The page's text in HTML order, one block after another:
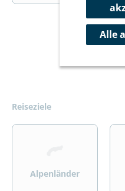
Reiseziele
>
Alpenländer
>
Alle